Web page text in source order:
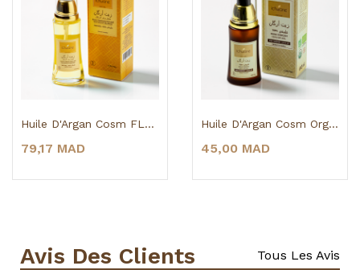
Huile D'Argan Cosm FLR ORG 50 ML
79,17 MAD
Huile D'Argan Cosm Org 30 ML
45,00 MAD
Avis Des Clients Tous Les Avis